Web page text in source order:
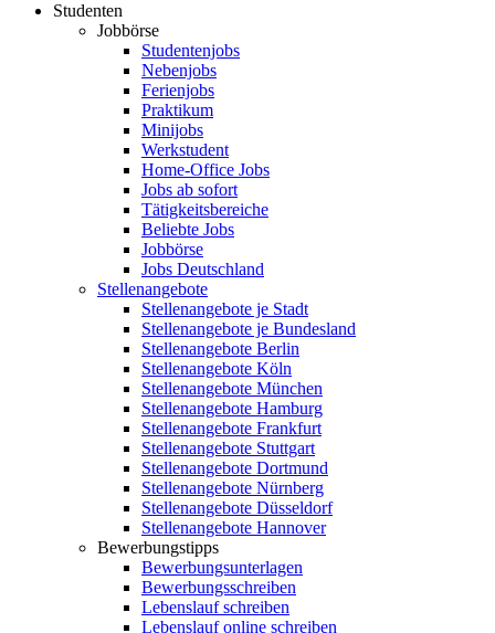
Studenten
Jobbörse
Studentenjobs
Nebenjobs
Ferienjobs
Praktikum
Minijobs
Werkstudent
Home-Office Jobs
Jobs ab sofort
Tätigkeitsbereiche
Beliebte Jobs
Jobbörse
Jobs Deutschland
Stellenangebote
Stellenangebote je Stadt
Stellenangebote je Bundesland
Stellenangebote Berlin
Stellenangebote Köln
Stellenangebote München
Stellenangebote Hamburg
Stellenangebote Frankfurt
Stellenangebote Stuttgart
Stellenangebote Dortmund
Stellenangebote Nürnberg
Stellenangebote Düsseldorf
Stellenangebote Hannover
Bewerbungstipps
Bewerbungsunterlagen
Bewerbungsschreiben
Lebenslauf schreiben
Lebenslauf online schreiben